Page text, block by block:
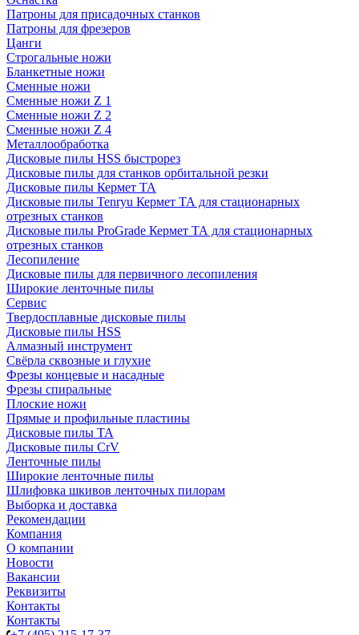
Патроны для присадочных станков
Патроны для фрезеров
Цанги
Строгальные ножи
Бланкетные ножи
Сменные ножи
Сменные ножи Z 1
Сменные ножи Z 2
Сменные ножи Z 4
Металлообработка
Дисковые пилы HSS быстрорез
Дисковые пилы для станков орбитальной резки
Дисковые пилы Кермет ТА
Дисковые пилы Tenryu Кермет ТА для стационарных
отрезных станков
Дисковые пилы ProGrade Кермет ТА для стационарных
отрезных станков
Лесопиление
Дисковые пилы для первичного лесопиления
Широкие ленточные пилы
Сервис
Твердосплавные дисковые пилы
Дисковые пилы HSS
Алмазный инструмент
Свёрла сквозные и глухие
Фрезы концевые и насадные
Фрезы спиральные
Плоские ножи
Прямые и профильные пластины
Дисковые пилы TA
Дисковые пилы CrV
Ленточные пилы
Широкие ленточные пилы
Шлифовка шкивов ленточных пилорам
Выборка и доставка
Рекомендации
Компания
О компании
Новости
Вакансии
Реквизиты
Контакты
Контакты